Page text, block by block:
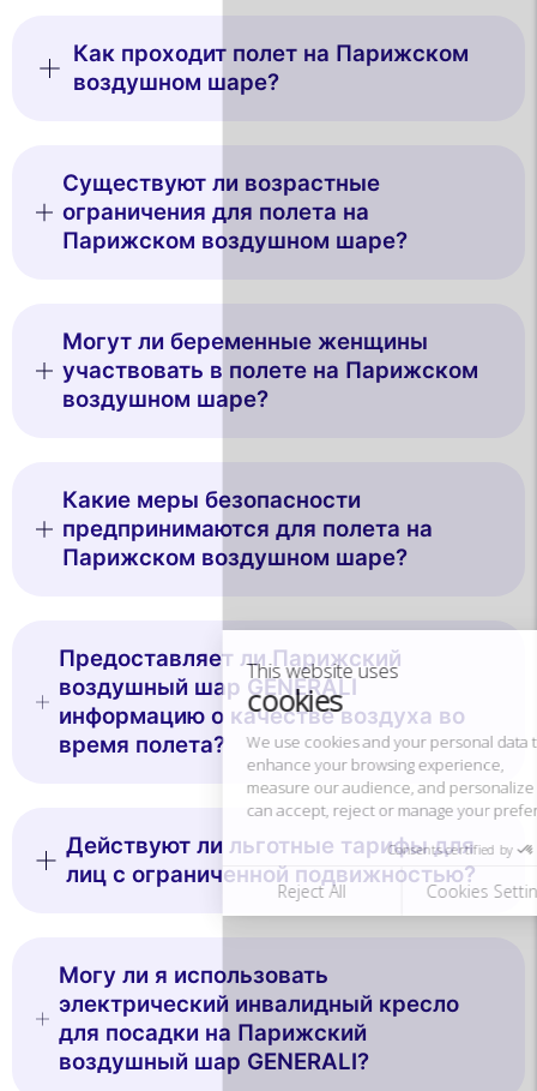
This website uses
cookies
can accept, reject or manage your preferences at any time.
Consents certified by
Reject All Cookies Settings Accept and close
Как проходит полет на Парижском
воздушном шаре?
Существуют ли возрастные
ограничения для полета на
Парижском воздушном шаре?
Могут ли беременные женщины
участвовать в полете на Парижском
воздушном шаре?
Какие меры безопасности
предпринимаются для полета на
Парижском воздушном шаре?
Предоставляет ли Парижский
воздушный шар GENERALI
информацию о качестве воздуха во
время полета?
Действуют ли льготные тарифы для
лиц с ограниченной подвижностью?
Могу ли я использовать
электрический инвалидный кресло
для посадки на Парижский
воздушный шар GENERALI?